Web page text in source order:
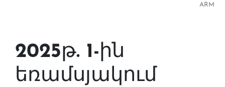
ARM
2025թ. 1-ին
եռամսյակում